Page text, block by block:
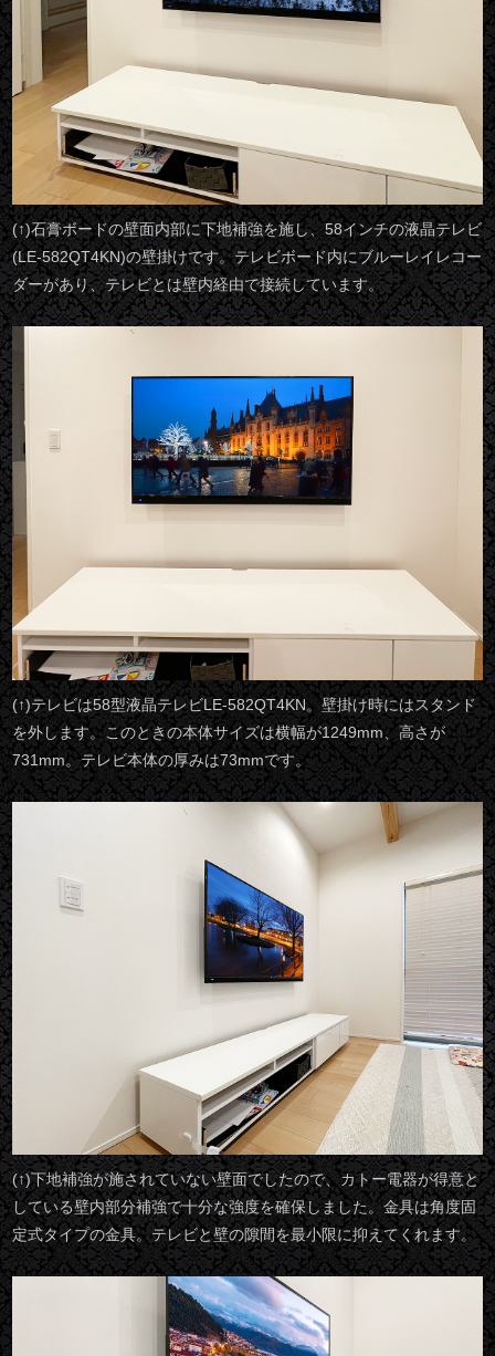
(↑)石膏ボードの壁面内部に下地補強を施し、58インチの液晶テレビ
(LE-582QT4KN)の壁掛けです。テレビボード内にブルーレイレコー
ダーがあり、テレビとは壁内経由で接続しています。
(↑)テレビは58型液晶テレビLE-582QT4KN。壁掛け時にはスタンド
を外します。このときの本体サイズは横幅が1249mm、高さが
731mm。テレビ本体の厚みは73mmです。
(↑)下地補強が施されていない壁面でしたので、カトー電器が得意と
している壁内部分補強で十分な強度を確保しました。金具は角度固
定式タイプの金具。テレビと壁の隙間を最小限に抑えてくれます。